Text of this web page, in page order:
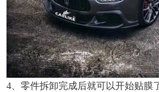
4、零件拆卸完成后就可以开始贴膜